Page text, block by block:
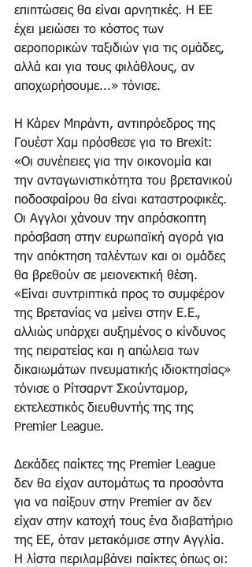
επιπτώσεις θα είναι αρνητικές. Η ΕΕ
έχει μειώσει το κόστος των
αεροπορικών ταξιδιών για τις ομάδες,
αλλά και για τους φιλάθλους, αν
αποχωρήσουμε...» τόνισε.
Η Κάρεν Μπράντι, αντιπρόεδρος της
Γουέστ Χαμ πρόσθεσε για το Brexit:
«Οι συνέπειες για την οικονομία και
την ανταγωνιστικότητα του βρετανικού
ποδοσφαίρου θα είναι καταστροφικές.
Οι Αγγλοι χάνουν την απρόσκοπτη
πρόσβαση στην ευρωπαϊκή αγορά για
την απόκτηση ταλέντων και οι ομάδες
θα βρεθούν σε μειονεκτική θέση.
«Είναι συντριπτικά προς το συμφέρον
της Βρετανίας να μείνει στην Ε.Ε.,
αλλιώς υπάρχει αυξημένος ο κίνδυνος
της πειρατείας και η απώλεια των
δικαιωμάτων πνευματικής ιδιοκτησίας»
τόνισε ο Ρίτσαρντ Σκούνταμορ,
εκτελεστικός διευθυντής της της
Premier League.
Δεκάδες παίκτες της Premier League
δεν θα είχαν αυτομάτως τα προσόντα
για να παίξουν στην Premier αν δεν
είχαν στην κατοχή τους ένα διαβατήριο
της ΕΕ, όταν μετακόμισε στην Αγγλία.
Η λίστα περιλαμβάνει παίκτες όπως οι: